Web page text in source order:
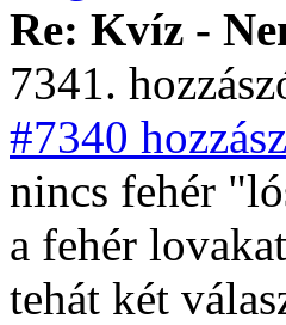
Re: Kvíz -
7341.
#7340
nincs fehér
a fehér
tehát két